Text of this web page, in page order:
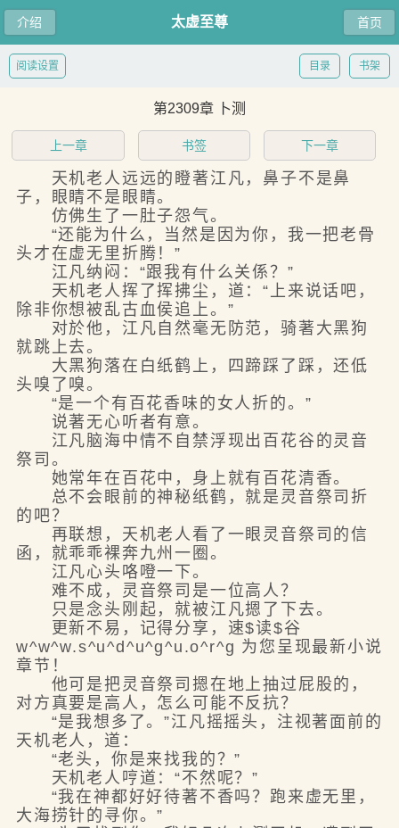
介绍 首页
太虚至尊
书架
目录
阅读设置
第2309章 卜测
上一章 书签 下一章
天机老人远远的瞪著江凡，鼻子不是鼻
子，眼睛不是眼睛。
仿佛生了一肚子怨气。
“还能为什么，当然是因为你，我一把老骨
头才在虚无里折腾！”
江凡纳闷：“跟我有什么关係？”
天机老人挥了挥拂尘，道：“上来说话吧，
除非你想被乱古血侯追上。”
对於他，江凡自然毫无防范，骑著大黑狗
就跳上去。
大黑狗落在白纸鹤上，四蹄踩了踩，还低
头嗅了嗅。
“是一个有百花香味的女人折的。”
说著无心听者有意。
江凡脑海中情不自禁浮现出百花谷的灵音
祭司。
她常年在百花中，身上就有百花清香。
总不会眼前的神秘纸鹤，就是灵音祭司折
的吧？
再联想，天机老人看了一眼灵音祭司的信
函，就乖乖裸奔九州一圈。
江凡心头咯噔一下。
难不成，灵音祭司是一位高人？
只是念头刚起，就被江凡摁了下去。
更新不易，记得分享，速$读$谷
w^w^w.s^u^d^u^g^u.o^r^g 为您呈现最新小说
章节！
他可是把灵音祭司摁在地上抽过屁股的，
对方真要是高人，怎么可能不反抗？
“是我想多了。”江凡摇摇头，注视著面前的
天机老人，道：
“老头，你是来找我的？”
天机老人哼道：“不然呢？”
“我在神都好好待著不香吗？跑来虚无里，
大海捞针的寻你。”